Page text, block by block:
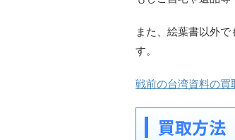
また、絵葉書以外
す。
戦前の台湾資料の買
買取方法